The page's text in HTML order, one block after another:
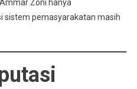
Zoni hanya
pemasyarakatan masih